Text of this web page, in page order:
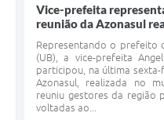
Vice-prefeita
reunião da Azonasul
Representando o prefeito
(UB), a vice-prefeita
participou, na última
Azonasul, realizada no
reuniu gestores da região
voltadas ao...